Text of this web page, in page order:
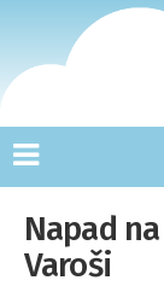
Napad
Varoši